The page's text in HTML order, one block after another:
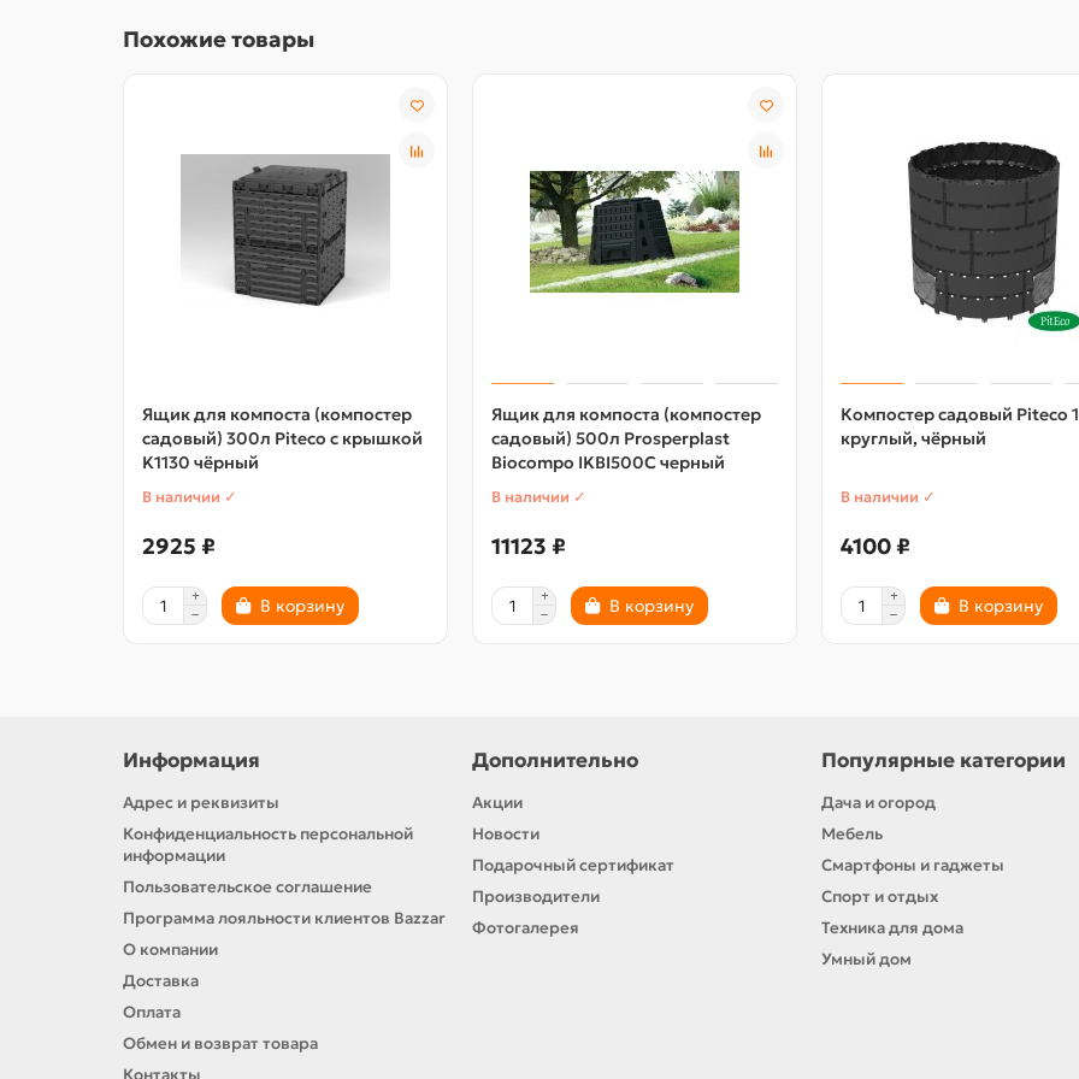
Похожие товары
Ящик для компоста (компостер
садовый) 300л Piteco с крышкой
K1130 чёрный
В наличии ✓
2925 ₽
В корзину
Ящик для компоста (компостер
садовый) 500л Prosperplast
Biocompo IKBI500C черный
В наличии ✓
11123 ₽
В корзину
Компостер садовый Piteco
круглый, чёрный
В наличии ✓
4100 ₽
В корзину
Информация
Адрес и реквизиты
Конфиденциальность персональной
информации
Пользовательское соглашение
Программа лояльности клиентов Bazzar
О компании
Доставка
Оплата
Обмен и возврат товара
Дополнительно
Акции
Новости
Подарочный сертификат
Производители
Фотогалерея
Популярные категории
Дача и огород
Мебель
Смартфоны и гаджеты
Спорт и отдых
Техника для дома
Умный дом